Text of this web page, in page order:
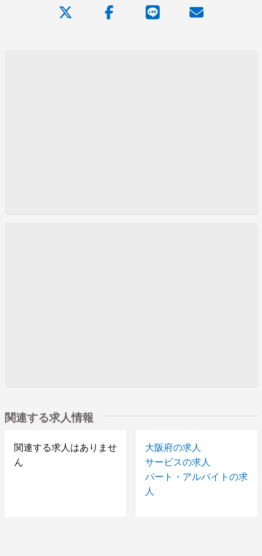
関連する求人情報
関連する求人はありませ
ん
大阪府の求人
サービスの求人
パート・アルバイトの求
人